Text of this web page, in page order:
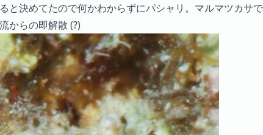
と決めてたので何かわからずにパシャリ。マルマツカサ
からの即解散 (?)